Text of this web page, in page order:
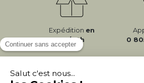
Expédition en
24/72h
0